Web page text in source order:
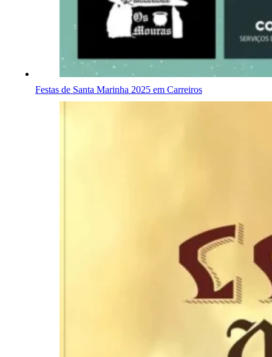
Festas de Santa Marinha 2025 em Carreiros